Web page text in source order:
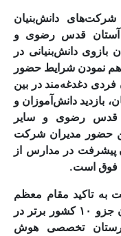
دانش‌بنیان
آستان قدس رضوی و
دانش‌بنیانی در
نمودن شرایط حضور
دغدغه‌مند در بین
بازدید دانش‌آموزان و
قدس رضوی و سایر
حضور مدیران شرکت
پیشرفت در مدارس از
فوق است.
به تاکید مقام معظم
رهبری مبنی بر لزوم قرار گرفتن ایران جزو ۱۰ کشور برتر در
تخصصی هوش